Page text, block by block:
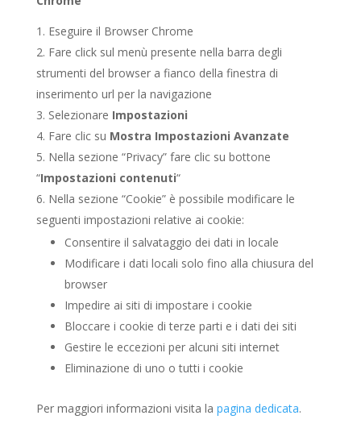
Eseguire il Browser Chrome
Fare click sul menù presente nella barra degli
strumenti del browser a fianco della finestra di
inserimento url per la navigazione
Selezionare Impostazioni
Fare clic su Mostra Impostazioni Avanzate
Nella sezione “Privacy” fare clic su bottone
“Impostazioni contenuti“
Nella sezione “Cookie” è possibile modificare le
seguenti impostazioni relative ai cookie:
Consentire il salvataggio dei dati in locale
Modificare i dati locali solo fino alla chiusura del
browser
Impedire ai siti di impostare i cookie
Bloccare i cookie di terze parti e i dati dei siti
Gestire le eccezioni per alcuni siti internet
Eliminazione di uno o tutti i cookie
Per maggiori informazioni visita la pagina dedicata.